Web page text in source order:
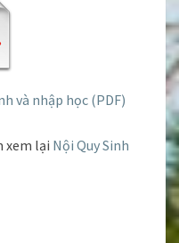
và nhập học (PDF)
xem lại Nội Quy Sinh